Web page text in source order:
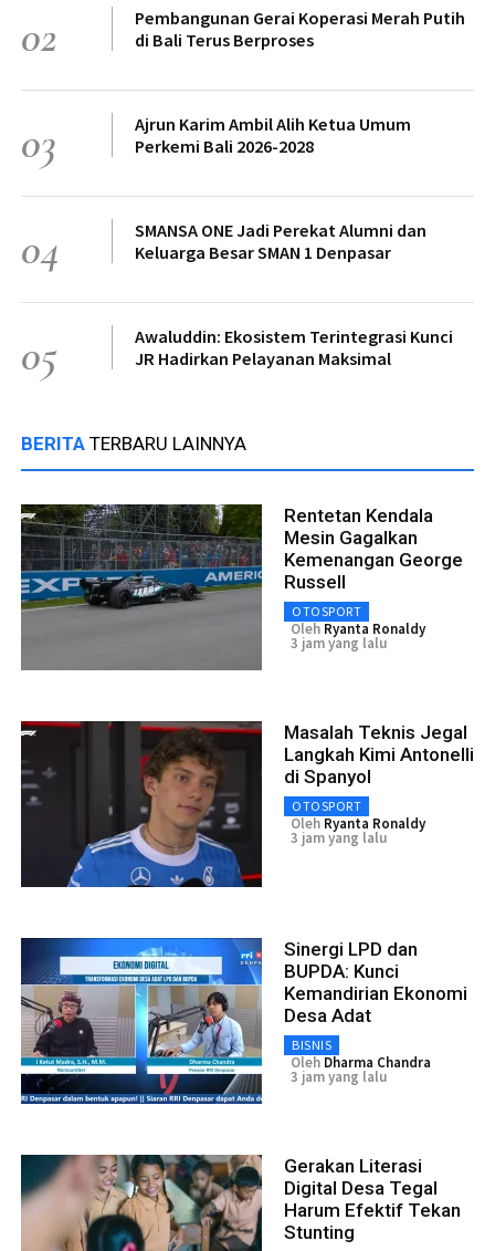
02
Pembangunan Gerai Koperasi Merah Putih
di Bali Terus Berproses
03
Ajrun Karim Ambil Alih Ketua Umum
Perkemi Bali 2026-2028
04
SMANSA ONE Jadi Perekat Alumni dan
Keluarga Besar SMAN 1 Denpasar
05
Awaluddin: Ekosistem Terintegrasi Kunci
JR Hadirkan Pelayanan Maksimal
BERITA TERBARU LAINNYA
Rentetan Kendala
Mesin Gagalkan
Kemenangan George
Russell
OTOSPORT
Oleh Ryanta Ronaldy
3 jam yang lalu
Masalah Teknis Jegal
Langkah Kimi Antonelli
di Spanyol
OTOSPORT
Oleh Ryanta Ronaldy
3 jam yang lalu
Sinergi LPD dan
BUPDA: Kunci
Kemandirian Ekonomi
Desa Adat
BISNIS
Oleh Dharma Chandra
3 jam yang lalu
Gerakan Literasi
Digital Desa Tegal
Harum Efektif Tekan
Stunting